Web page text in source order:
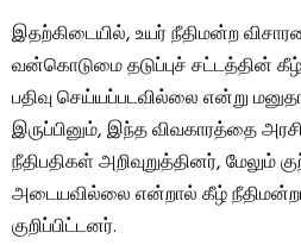
இதற்கிடையில், உயர் நீதிமன்ற
வன்கொடுமை தடுப்புச் சட்டத்தின்
பதிவு செய்யப்படவில்லை என்று
இருப்பினும், இந்த விவகாரத்தை
நீதிபதிகள் அறிவுறுத்தினர், மேலும்
அடையவில்லை என்றால் கீழ்
குறிப்பிட்டனர்.